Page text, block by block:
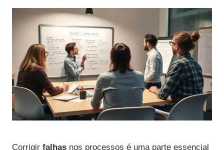
Corrigir falhas nos processos é uma parte essencial